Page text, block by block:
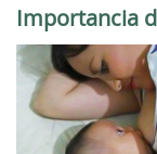
Importancia